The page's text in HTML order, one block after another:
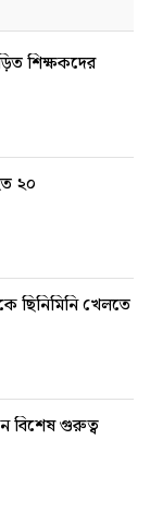
শিক্ষকদের
২০
ছিনিমিনি খেলতে
বিশেষ গুরুত্ব